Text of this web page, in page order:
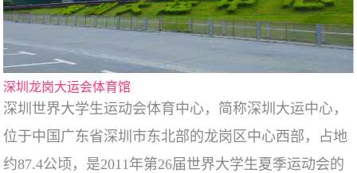
深圳龙岗大运会体育馆
深圳世界大学生运动会体育中心，简称深圳大运中心，
位于中国广东省深圳市东北部的龙岗区中心西部，占地
约87.4公顷，是2011年第26届世界大学生夏季运动会的